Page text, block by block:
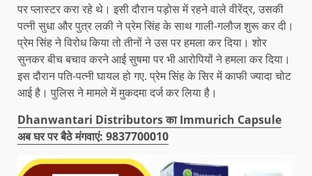
पर प्लास्टर करा रहे थे। इसी दौरान पड़ोस में रहने वाले वीरेंद्र, उसकी
पत्नी सुधा और पुत्र लकी ने प्रेम सिंह के साथ गाली-गलौज शुरू कर दी।
प्रेम सिंह ने विरोध किया तो तीनों ने उस पर हमला कर दिया। शोर
सुनकर बीच बचाव करने आई सुषमा पर भी आरोपियों ने हमला कर दिया।
इस दौरान पति-पत्नी घायल हो गए. प्रेम सिंह के सिर में काफी ज्यादा चोट
आई है। पुलिस ने मामले में मुकदमा दर्ज कर लिया है।
Dhanwantari Distributors का Immurich Capsule
अब घर पर बैठे मंगवाएं: 9837700010